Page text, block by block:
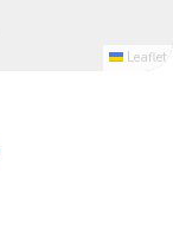
Leaflet